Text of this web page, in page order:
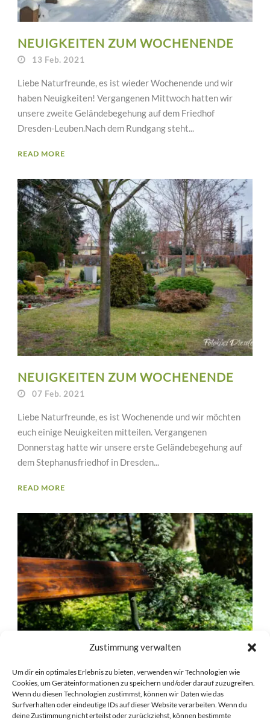
Zustimmung verwalten
Um dir ein optimales Erlebnis zu bieten, verwenden wir Technologien wie
Cookies, um Geräteinformationen zu speichern und/oder darauf zuzugreifen.
Wenn du diesen Technologien zustimmst, können wir Daten wie das
Surfverhalten oder eindeutige IDs auf dieser Website verarbeiten. Wenn du
deine Zustimmung nicht erteilst oder zurückziehst, können bestimmte
NEUIGKEITEN ZUM WOCHENENDE
13 Feb. 2021
Liebe Naturfreunde, es ist wieder Wochenende und wir
haben Neuigkeiten! Vergangenen Mittwoch hatten wir
unsere zweite Geländebegehung auf dem Friedhof
Dresden-Leuben.Nach dem Rundgang steht...
READ MORE
NEUIGKEITEN ZUM WOCHENENDE
07 Feb. 2021
Liebe Naturfreunde, es ist Wochenende und wir möchten
euch einige Neuigkeiten mitteilen. Vergangenen
Donnerstag hatte wir unsere erste Geländebegehung auf
dem Stephanusfriedhof in Dresden...
READ MORE
750 – DIE ZAHL DES TAGES